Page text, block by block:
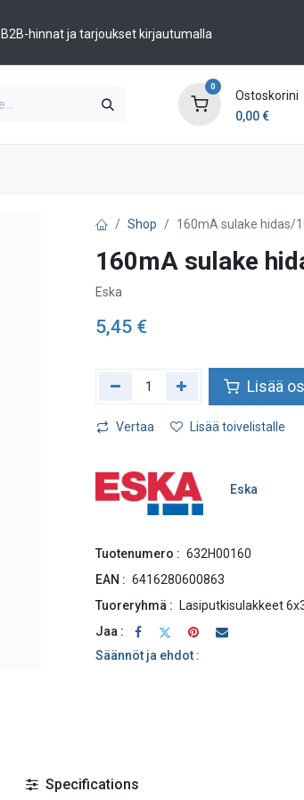
B2B-hinnat ja tarjoukset kirjautumalla
0
Ostoskorini
0,00€
Shop 160mA sulake hidas/
160mA sulake
Eska
5,45 €
Lisää
Vertaa Lisää toivelistalle
Eska
Tuotenumero : 632H00160
EAN : 6416280600863
Tuoreryhmä :
Lasiputkisulakkeet
Jaa :
Säännöt ja ehdot :
Specifications